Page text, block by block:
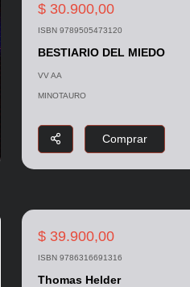
$ 30.900,00
ISBN 9789505473120
BESTIARIO DEL MIEDO
VV AA
MINOTAURO
Comprar
$ 39.900,00
ISBN 9786316691316
Thomas Helder